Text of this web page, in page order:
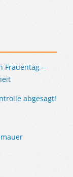
Frauentag –
abgesagt!